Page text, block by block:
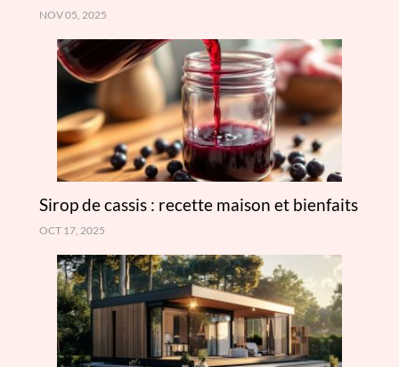
NOV 05, 2025
Sirop de cassis : recette maison et bienfaits
OCT 17, 2025